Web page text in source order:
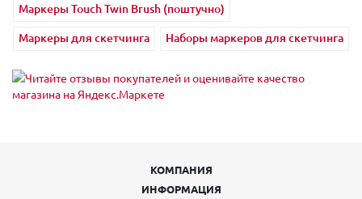
Маркеры Touch Twin Brush (поштучно)
Маркеры для скетчинга
Наборы маркеров для скетчинга
КОМПАНИЯ
ИНФОРМАЦИЯ